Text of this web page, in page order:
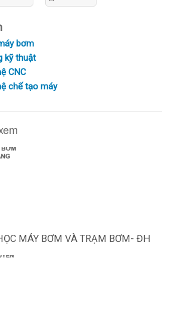
bơm
kỹ thuật
CNC
chế tạo máy
MÁY BƠM VÀ TRẠM BƠM- ĐH